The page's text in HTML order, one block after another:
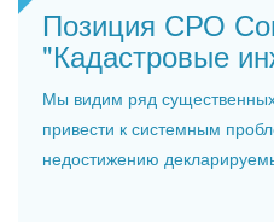
Позиция СРО
"Кадастровые
Мы видим ряд
привести к системным
недостижению